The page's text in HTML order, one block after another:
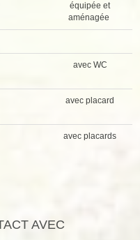
équipée et
aménagée
avec WC
avec placard
avec placards
AVEC